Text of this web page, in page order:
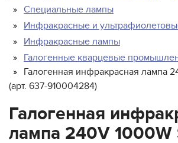
Специальные лампы
Инфракрасные и
Инфракрасные лампы
Галогенные кварцевые
Галогенная инфракрасная лампа
(арт. 637-910004284)
Галогенная
лампа 240V 1000W